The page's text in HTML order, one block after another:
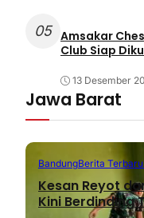
05 Amsakar
Club Siap
13 Desember
Jawa Barat
BandungBerita Terbaru
Kesan Reyot
Kini Berdinding